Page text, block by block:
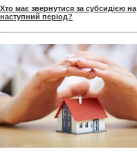
Хто має звернутися за субсидією на
наступний період?